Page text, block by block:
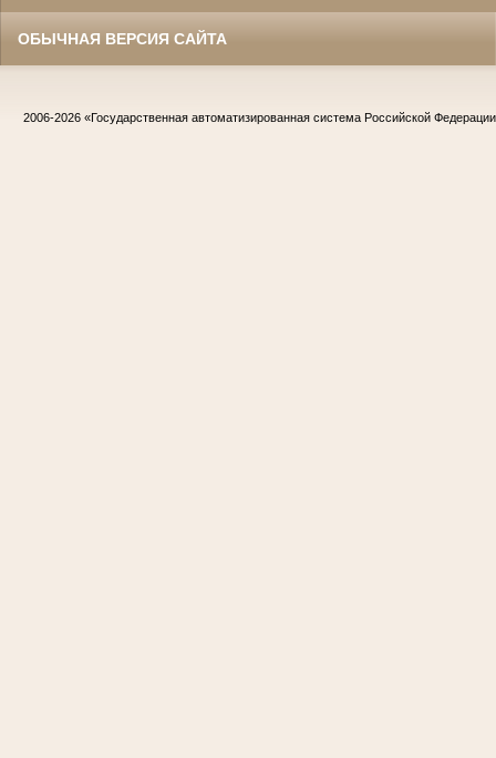
ОБЫЧНАЯ ВЕРСИЯ САЙТА
2006-2026 «Государственная автоматизированная система Российской